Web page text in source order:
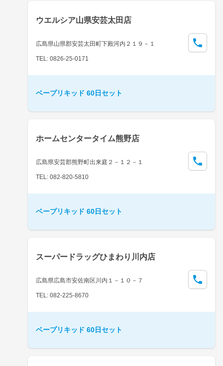
ウエルシア山県安芸太田店
広島県山県郡安芸太田町下殿河内２１９－１
TEL: 0826-25-0171
ベープリキッド 60日セット
ホームセンタータイム熊野店
広島県安芸郡熊野町出来庭２－１２－１
TEL: 082-820-5810
ベープリキッド 60日セット
スーパードラッグひまわり川内店
広島県広島市安佐南区川内１－１０－７
TEL: 082-225-8670
ベープリキッド 60日セット